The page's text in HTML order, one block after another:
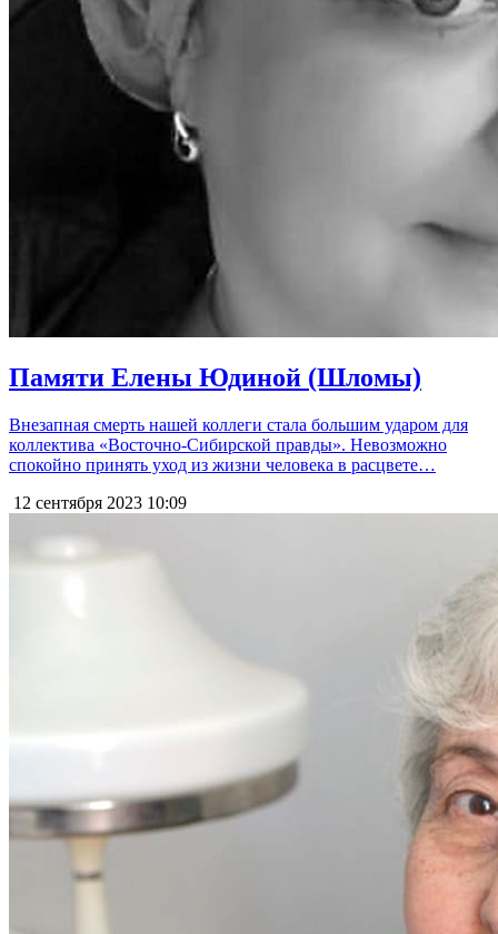
Памяти Елены Юдиной (Шломы)
Внезапная смерть нашей коллеги стала большим ударом для
коллектива «Восточно-Сибирской правды». Невозможно
спокойно принять уход из жизни человека в расцвете…
12 сентября 2023 10:09